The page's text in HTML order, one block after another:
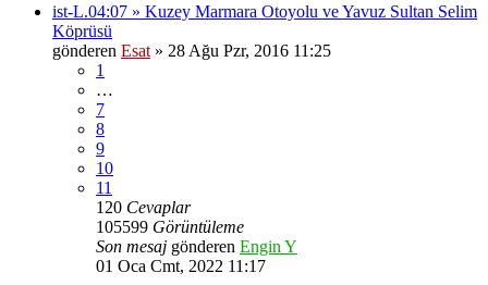
ist-L.04:07 » Kuzey Marmara Otoyolu ve Yavuz Sultan Selim
Köprüsü
gönderen Esat » 28 Ağu Pzr, 2016 11:25
1
…
7
8
9
10
11
120 Cevaplar
105599 Görüntüleme
Son mesaj gönderen Engin Y
01 Oca Cmt, 2022 11:17